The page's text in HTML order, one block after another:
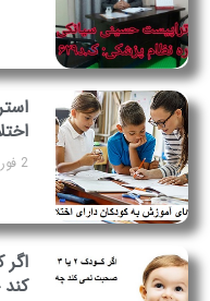
2 فوریه 2024